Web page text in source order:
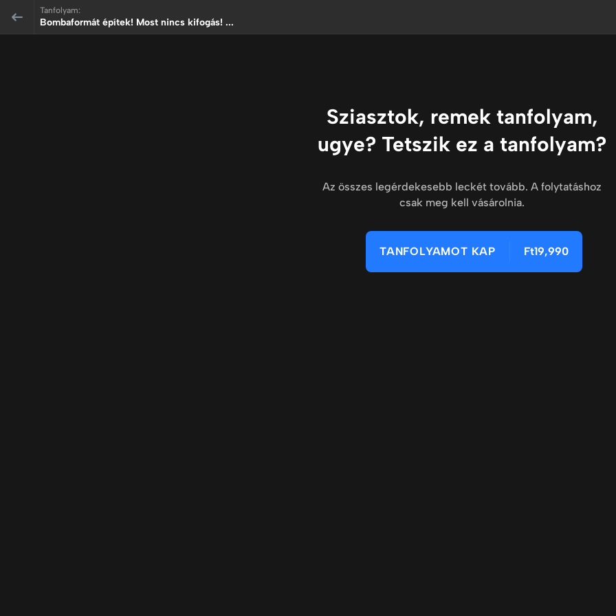
Tanfolyam:
Bombaformát építek! Most nincs kifogás! ...
Sziasztok, remek tanfolyam,
ugye? Tetszik ez a tanfolyam?
Az összes legérdekesebb leckét tovább. A folytatáshoz
csak meg kell vásárolnia.
TANFOLYAMOT KAP Ft19,990